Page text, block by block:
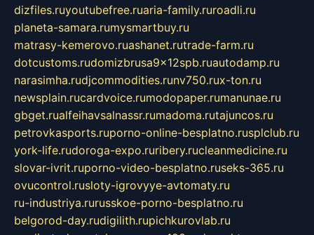
dizfiles.ruyoutubefree.ruaria-family.ruroadli.ru
planeta-samara.rumysmartbuy.ru
matrasy-kemerovo.ruashanet.rutrade-farm.ru
dotcustoms.rudomizbrusa9x12spb.ruautodamp.ru
narasimha.rudjcommodities.runv750.rux-ton.ru
newsplain.rucardvoice.rumodopaper.rumanunae.ru
gbget.rualfeihavsalnassr.rumadoma.rutajuncos.ru
petrovkasports.ruporno-online-besplatno.rusplclub.ru
york-life.rudoroga-expo.ruribery.rucleanmedicine.ru
slovar-ivrit.ruporno-video-besplatno.ruseks-365.ru
ovucontrol.rusloty-igrovyye-avtomaty.ru
ru-industriya.rurusskoe-porno-besplatno.ru
belgorod-day.rudigilith.rupichkurovlab.ru